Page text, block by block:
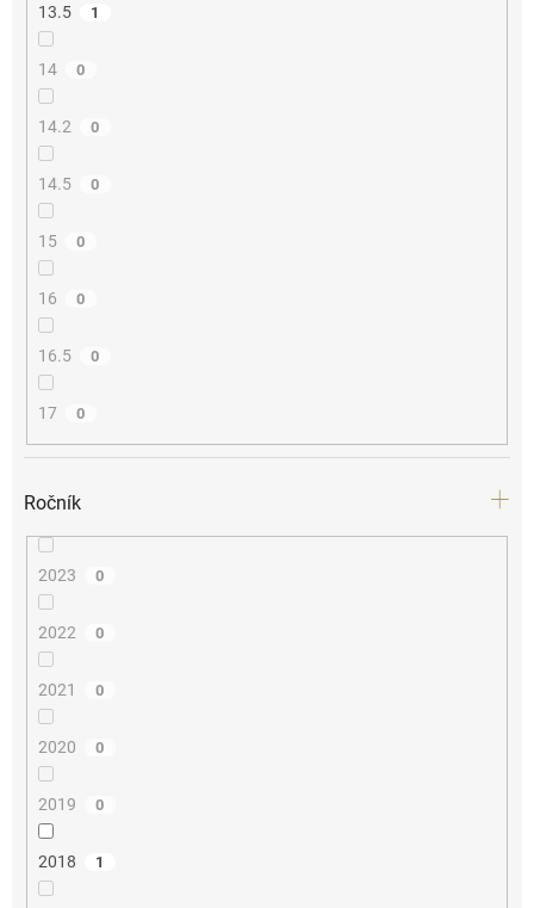
13.5 1
14 0
14.2 0
14.5 0
15 0
16 0
16.5 0
17 0
Ročník
2023 0
2022 0
2021 0
2020 0
2019 0
2018 1